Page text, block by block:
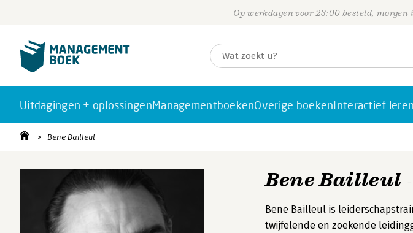
Op werkdagen voor 23:00 besteld, morgen
Uitdagingen + oplossingenManagementboekenOverige boekenInteractief leren
Bene Bailleul
Bene Bailleul
Bene Bailleul is
twijfelende en zoekende